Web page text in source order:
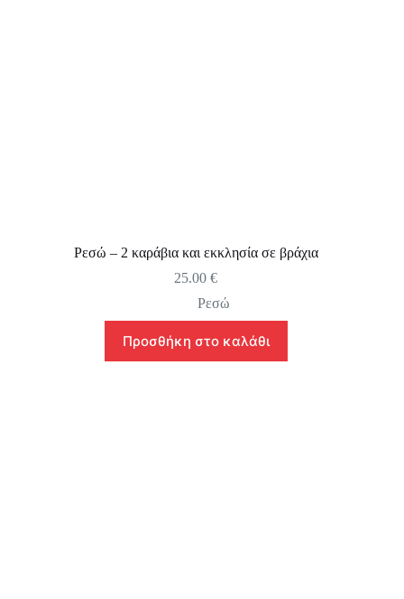
Ρεσώ – 2 καράβια και εκκλησία σε βράχια
25.00€
Ρεσώ
Προσθήκη στο καλάθι